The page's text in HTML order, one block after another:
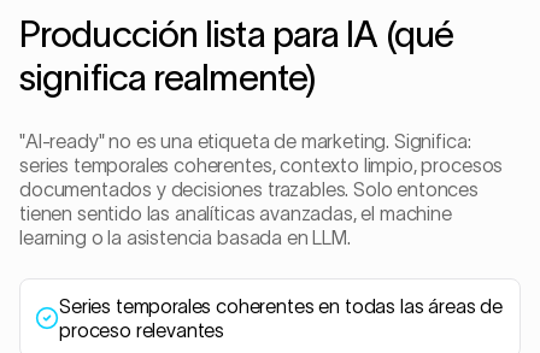
Producción lista para IA (qué
significa realmente)
"AI-ready" no es una etiqueta de marketing. Significa:
series temporales coherentes, contexto limpio, procesos
documentados y decisiones trazables. Solo entonces
tienen sentido las analíticas avanzadas, el machine
learning o la asistencia basada en LLM.
Series temporales coherentes en todas las áreas de
proceso relevantes